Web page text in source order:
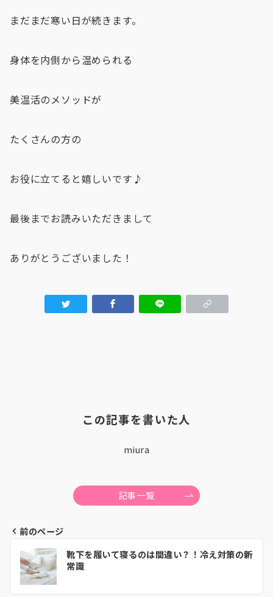
まだまだ寒い日が続きます。
身体を内側から温められる
美温活のメソッドが
たくさんの方の
お役に立てると嬉しいです♪
最後までお読みいただきまして
ありがとうございました！
この記事を書いた人
miura
記事一覧
投
稿
ナ
前のページ
靴下を履いて寝るのは間違い？！冷え対策の新
常識